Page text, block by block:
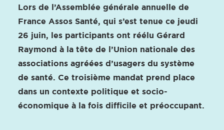
Lors de l’Assemblée générale annuelle de
France Assos Santé, qui s’est tenue ce jeudi
26 juin, les participants ont réélu Gérard
Raymond à la tête de l’Union nationale des
associations agréées d’usagers du système
de santé. Ce troisième mandat prend place
dans un contexte politique et socio-
économique à la fois difficile et préoccupant.